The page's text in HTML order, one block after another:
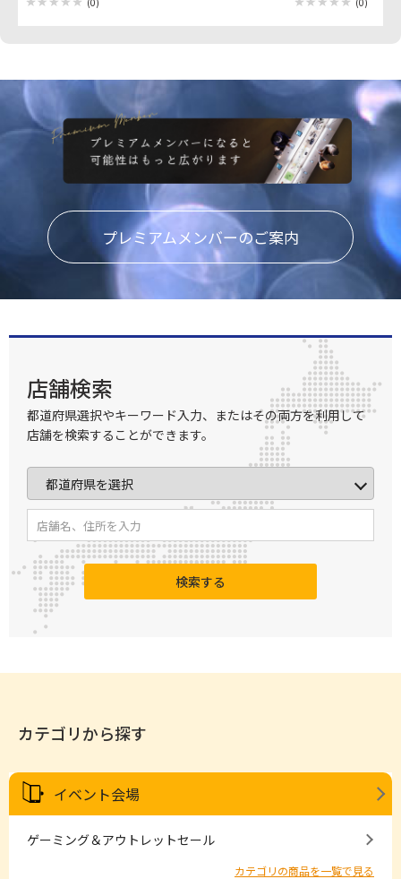
プレミアムメンバーのご案内
店舗検索
都道府県選択やキーワード入力、またはその両方を利用して
店舗を検索することができます。
検索する
カテゴリから探す
イベント会場
ゲーミング＆アウトレットセール
カテゴリの商品を一覧で見る